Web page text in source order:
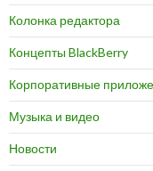
Колонка редактора
Концепты BlackBerry
Корпоративные
Музыка и видео
Новости